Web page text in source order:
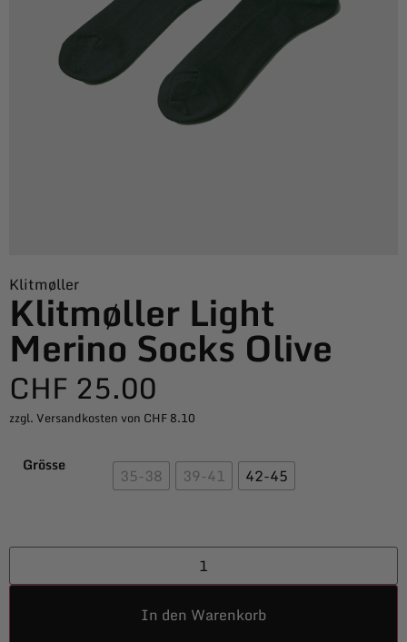
Klitmøller
Klitmøller Light
Merino Socks Olive
CHF 25.00
zzgl. Versandkosten von CHF 8.10
Grösse 35-38 39-41 42-45
In den Warenkorb